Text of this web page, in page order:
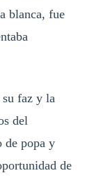
blanca, fue
su faz y la
del
de popa y
de